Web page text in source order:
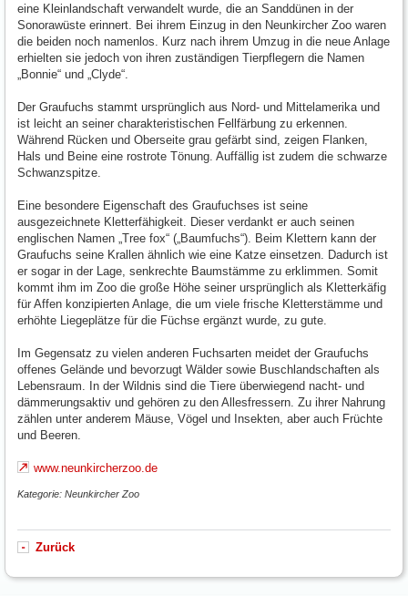
eine Kleinlandschaft verwandelt wurde, die an Sanddünen in der
Sonorawüste erinnert. Bei ihrem Einzug in den Neunkircher Zoo waren
die beiden noch namenlos. Kurz nach ihrem Umzug in die neue Anlage
erhielten sie jedoch von ihren zuständigen Tierpflegern die Namen
„Bonnie“ und „Clyde“.
Der Graufuchs stammt ursprünglich aus Nord- und Mittelamerika und
ist leicht an seiner charakteristischen Fellfärbung zu erkennen.
Während Rücken und Oberseite grau gefärbt sind, zeigen Flanken,
Hals und Beine eine rostrote Tönung. Auffällig ist zudem die schwarze
Schwanzspitze.
Eine besondere Eigenschaft des Graufuchses ist seine
ausgezeichnete Kletterfähigkeit. Dieser verdankt er auch seinen
englischen Namen „Tree fox“ („Baumfuchs“). Beim Klettern kann der
Graufuchs seine Krallen ähnlich wie eine Katze einsetzen. Dadurch ist
er sogar in der Lage, senkrechte Baumstämme zu erklimmen. Somit
kommt ihm im Zoo die große Höhe seiner ursprünglich als Kletterkäfig
für Affen konzipierten Anlage, die um viele frische Kletterstämme und
erhöhte Liegeplätze für die Füchse ergänzt wurde, zu gute.
Im Gegensatz zu vielen anderen Fuchsarten meidet der Graufuchs
offenes Gelände und bevorzugt Wälder sowie Buschlandschaften als
Lebensraum. In der Wildnis sind die Tiere überwiegend nacht- und
dämmerungsaktiv und gehören zu den Allesfressern. Zu ihrer Nahrung
zählen unter anderem Mäuse, Vögel und Insekten, aber auch Früchte
und Beeren.
www.neunkircherzoo.de
Kategorie: Neunkircher Zoo
Zurück